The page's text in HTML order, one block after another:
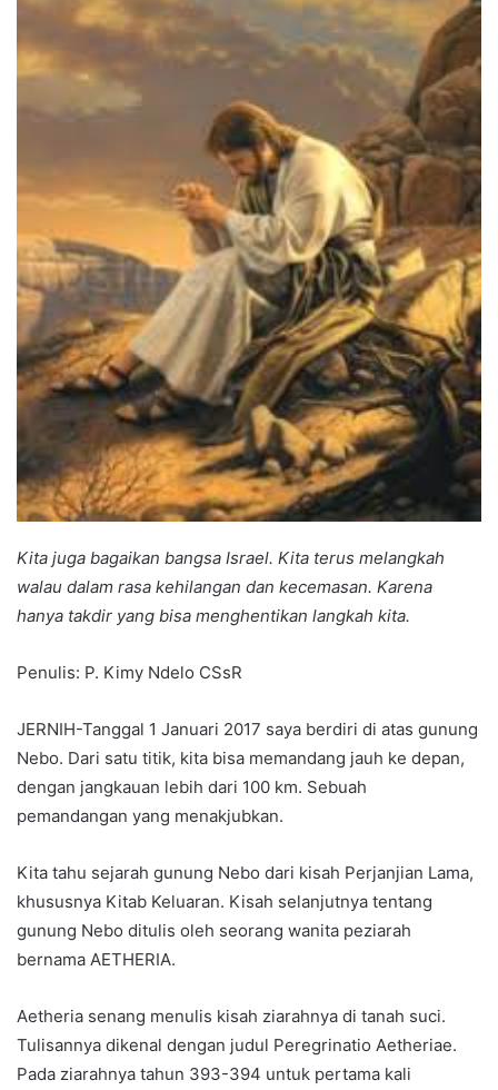
Kita juga bagaikan bangsa Israel. Kita terus melangkah
walau dalam rasa kehilangan dan kecemasan. Karena
hanya takdir yang bisa menghentikan langkah kita.
Penulis: P. Kimy Ndelo CSsR
JERNIH-Tanggal 1 Januari 2017 saya berdiri di atas gunung
Nebo. Dari satu titik, kita bisa memandang jauh ke depan,
dengan jangkauan lebih dari 100 km. Sebuah
pemandangan yang menakjubkan.
Kita tahu sejarah gunung Nebo dari kisah Perjanjian Lama,
khususnya Kitab Keluaran. Kisah selanjutnya tentang
gunung Nebo ditulis oleh seorang wanita peziarah
bernama AETHERIA.
Aetheria senang menulis kisah ziarahnya di tanah suci.
Tulisannya dikenal dengan judul Peregrinatio Aetheriae.
Pada ziarahnya tahun 393-394 untuk pertama kali